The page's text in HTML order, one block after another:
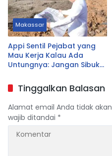
Makassar
Appi Sentil Pejabat yang
Mau Kerja Kalau Ada
Untungnya: Jangan Sibuk
Tinggalkan Balasan
Alamat email Anda tidak
wajib ditandai *